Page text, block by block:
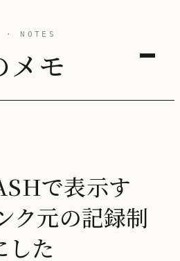
NOTES
メモ
で表示す
ク元の記録制
した